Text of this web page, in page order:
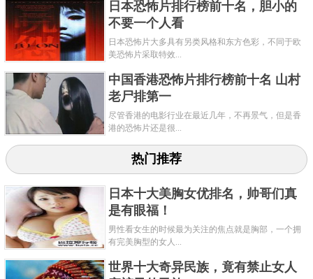
日本恐怖片排行榜前十名，胆小的
不要一个人看
日本恐怖片大多具有另类风格和东方色彩，不同于欧
美恐怖片采取特效...
中国香港恐怖片排行榜前十名 山村
老尸排第一
尽管香港的电影行业在最近几年，不再景气，但是香
港的恐怖片还是很...
热门推荐
日本十大美胸女优排名，帅哥们真
是有眼福！
男性看女生的时候最为关注的焦点就是胸部，一个拥
有完美胸型的女人...
世界十大奇异民族，竟有禁止女人